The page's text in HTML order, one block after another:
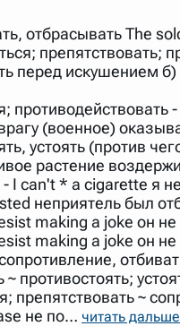
есть слово
Нажимаем "Найти" и
слева от названия
отбрасывать The
препятствовать;
перед искушением
(военное)
устоять (против
растение
can't * a cigarette я
неприятель был
making a joke он
making a joke он
противостоять;
препятствовать ~
не по… читать дальше